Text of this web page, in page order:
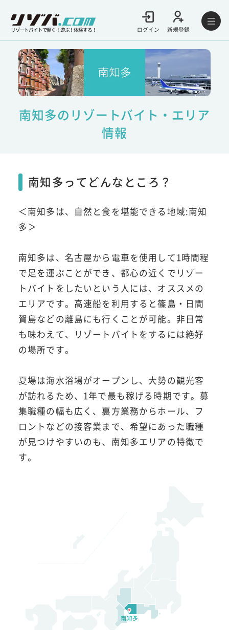
リゾートバイトで働く！遊ぶ！体験する！ ログイン 新規登録
南知多のリゾートバイト・エリア
情報
南知多ってどんなところ？
＜南知多は、自然と食を堪能できる地域:南知
多＞
南知多は、名古屋から電車を使用して1時間程
で足を運ぶことができ、都心の近くでリゾー
トバイトをしたいという人には、オススメの
エリアです。高速船を利用すると篠島・日間
賀島などの離島にも行くことが可能。非日常
も味わえて、リゾートバイトをするには絶好
の場所です。
夏場は海水浴場がオープンし、大勢の観光客
が訪れるため、1年で最も稼げる時期です。募
集職種の幅も広く、裏方業務からホール、フ
ロントなどの接客業まで、希望にあった職種
が見つけやすいのも、南知多エリアの特徴で
す。